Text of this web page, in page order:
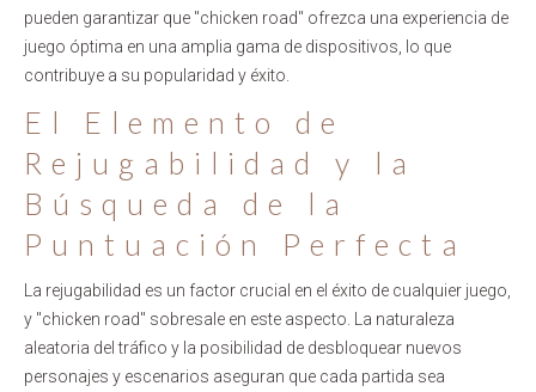
pueden garantizar que "chicken road" ofrezca una experiencia de
juego óptima en una amplia gama de dispositivos, lo que
contribuye a su popularidad y éxito.
El Elemento de
Rejugabilidad y la
Búsqueda de la
Puntuación Perfecta
La rejugabilidad es un factor crucial en el éxito de cualquier juego,
y "chicken road" sobresale en este aspecto. La naturaleza
aleatoria del tráfico y la posibilidad de desbloquear nuevos
personajes y escenarios aseguran que cada partida sea